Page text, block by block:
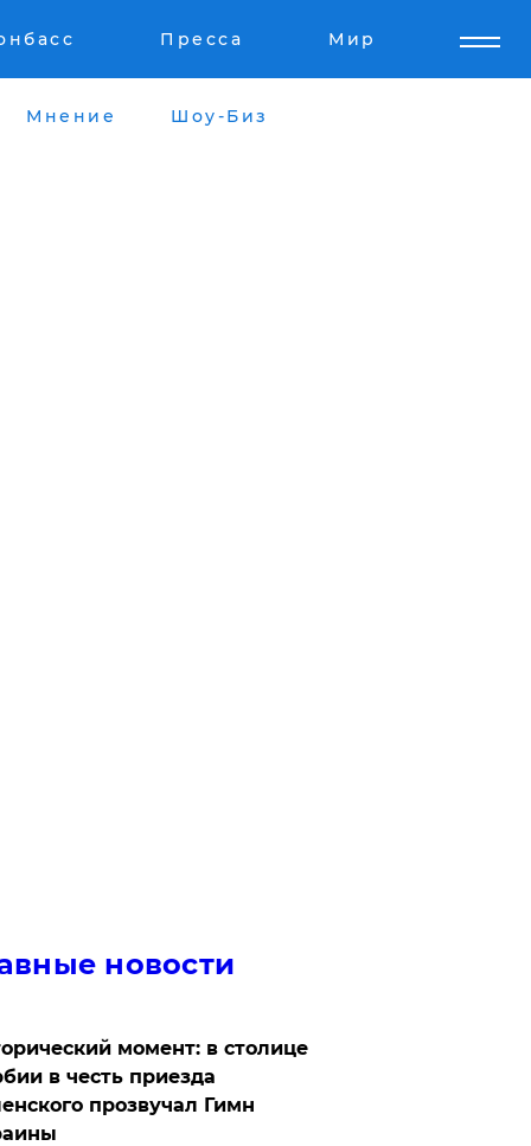
Пресса Мир
Мнение Шоу-Биз
новости
момент: в столице
в честь приезда
прозвучал Гимн